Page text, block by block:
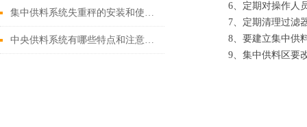
集中供料系统失重秤的安装和使用要注意这些
中央供料系统有哪些特点和注意事项
6、定期对操作人员
7、定期清理过滤
8、要建立集中供料
9、集中供料区要改